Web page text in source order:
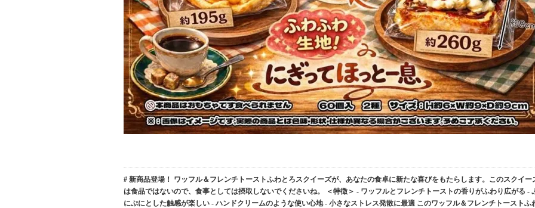
# 新商品登場！ ワッフル＆フレンチトーストふわとろスクイーズが、あなたの食卓に新たな喜びをもたらします。このスクイー
は食品ではないので、食事としては摂取しないでくださいね。 ＜特徴＞ - ワッフルとフレンチトーストの香りがふわり広がる -
にぷにとした触感が楽しい - ハンドクリームのような使い心地 - 小さなストレス発散に最適 このワッフル＆フレンチトーストふ